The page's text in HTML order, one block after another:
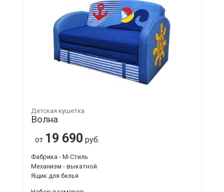
Детская кушетка
Волна
от 19 690 руб.
Фабрика - М-Стиль
Механизм - выкатной
Ящик для белья